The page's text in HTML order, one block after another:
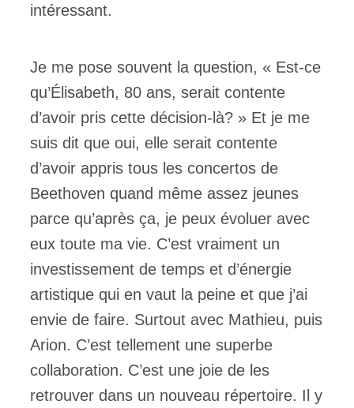
intéressant.
Je me pose souvent la question, « Est-ce
qu’Élisabeth, 80 ans, serait contente
d’avoir pris cette décision-là? » Et je me
suis dit que oui, elle serait contente
d’avoir appris tous les concertos de
Beethoven quand même assez jeunes
parce qu’après ça, je peux évoluer avec
eux toute ma vie. C’est vraiment un
investissement de temps et d’énergie
artistique qui en vaut la peine et que j’ai
envie de faire. Surtout avec Mathieu, puis
Arion. C’est tellement une superbe
collaboration. C’est une joie de les
retrouver dans un nouveau répertoire. Il y